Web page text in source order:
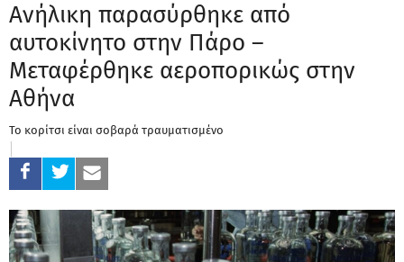
Ανήλικη παρασύρθηκε από
αυτοκίνητο στην Πάρο –
Μεταφέρθηκε αεροπορικώς στην
Αθήνα
Το κορίτσι είναι σοβαρά τραυματισμένο